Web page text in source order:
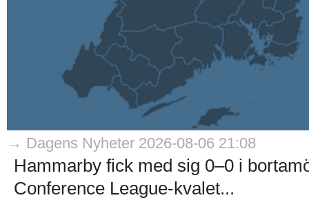
→ Dagens Nyheter 2026-08-06 21:08
Hammarby fick med sig 0–0 i
Conference League-kvalet...